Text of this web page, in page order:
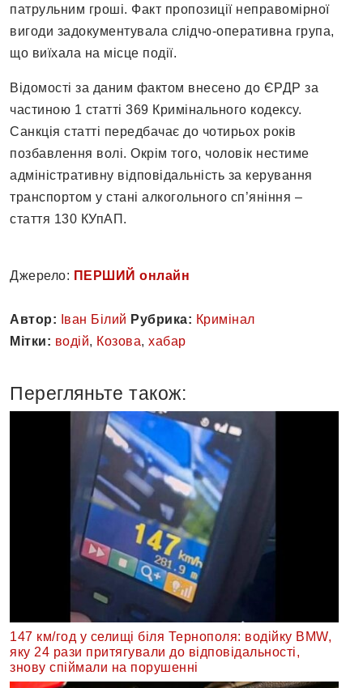
патрульним гроші. Факт пропозиції неправомірної
вигоди задокументувала слідчо-оперативна група,
що виїхала на місце події.
Відомості за даним фактом внесено до ЄРДР за
частиною 1 статті 369 Кримінального кодексу.
Санкція статті передбачає до чотирьох років
позбавлення волі. Окрім того, чоловік нестиме
адміністративну відповідальність за керування
транспортом у стані алкогольного сп’яніння –
стаття 130 КУпАП.
Джерело: ПЕРШИЙ онлайн
Автор: Іван Білий Рубрика: Кримінал
Мітки: водій, Козова, хабар
Перегляньте також:
147 км/год у селищі біля Тернополя: водійку BMW,
яку 24 рази притягували до відповідальності,
знову спіймали на порушенні